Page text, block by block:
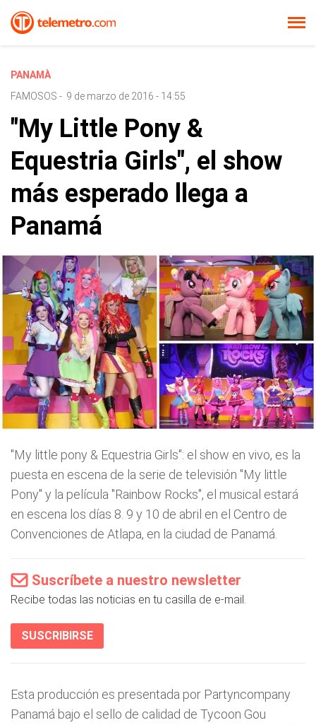
PANAMÀ
FAMOSOS - 9 de marzo de 2016 - 14:55
"My Little Pony &
Equestria Girls", el show
más esperado llega a
Panamá
"My little pony & Equestria Girls": el show en vivo, es la
puesta en escena de la serie de televisión "My little
Pony" y la película "Rainbow Rocks", el musical estará
en escena los días 8. 9 y 10 de abril en el Centro de
Convenciones de Atlapa, en la ciudad de Panamá.
Suscríbete a nuestro newsletter
Recibe todas las noticias en tu casilla de e-mail.
SUSCRIBIRSE
Esta producción es presentada por Partyncompany
Panamá bajo el sello de calidad de Tycoon Gou